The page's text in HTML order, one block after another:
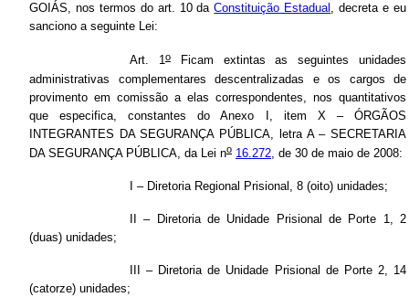
GOIÁS, nos termos do art. 10 daConstituição Estadual , decreta e eu
sanciono a seguinte Lei:
Art. 1oFicam extintas as seguintes unidades
administrativas complementares descentralizadas e os cargos de
provimento em comissão a elas correspondentes, nos quantitativos
que especifica, constantes do Anexo I, item X – ÓRGÃOS
INTEGRANTES DA SEGURANÇA PÚBLICA, letra A – SECRETARIA
DA SEGURANÇA PÚBLICA, da Lei no 16.272 , de 30 de maio de 2008:
I – Diretoria Regional Prisional, 8 (oito) unidades;
II – Diretoria de Unidade Prisional de Porte 1, 2
(duas) unidades;
III – Diretoria de Unidade Prisional de Porte 2, 14
(catorze) unidades;